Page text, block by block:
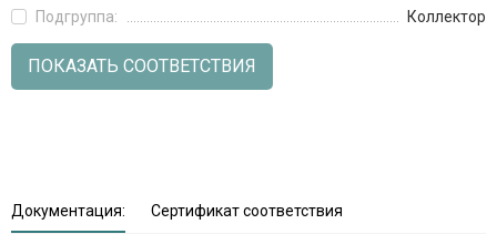
Подгруппа:
Коллектор
ПОКАЗАТЬ СООТВЕТСТВИЯ
Документация: Сертификат соответствия